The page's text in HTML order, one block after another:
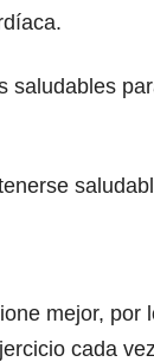
saludables
mejor,
cada